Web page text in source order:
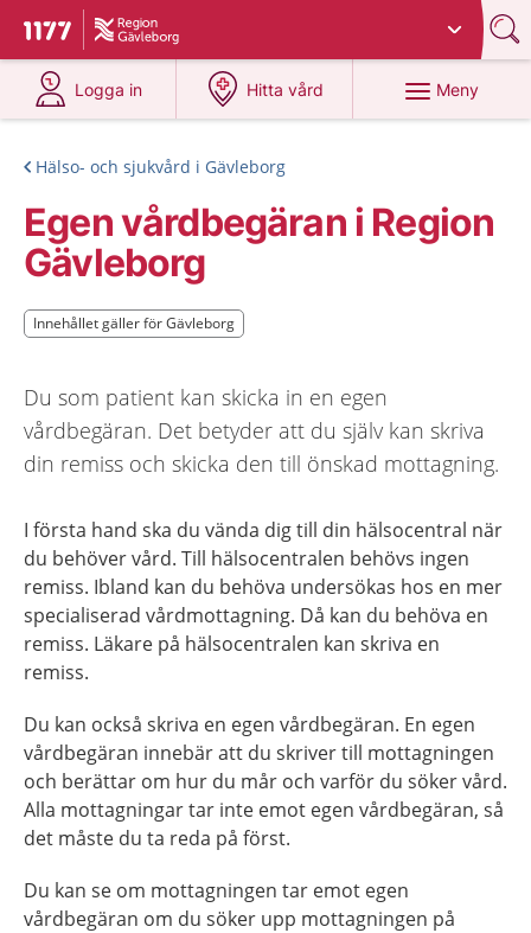
Till startsidan för 1177
Du har valt region
Logga in
på 1177.se
Hitta vård
på 1177.se
Meny
Hälso- och sjukvård i Gävleborg
Egen vårdbegäran i Region
Gävleborg
Innehållet gäller för Gävleborg
Innehållet gäller för Gävleborg
Du som patient kan skicka in en egen
vårdbegäran. Det betyder att du själv kan skriva
din remiss och skicka den till önskad mottagning.
I första hand ska du vända dig till din hälsocentral när
du behöver vård. Till hälsocentralen behövs ingen
remiss. Ibland kan du behöva undersökas hos en mer
specialiserad vårdmottagning. Då kan du behöva en
remiss. Läkare på hälsocentralen kan skriva en
remiss.
Du kan också skriva en egen vårdbegäran. En egen
vårdbegäran innebär att du skriver till mottagningen
och berättar om hur du mår och varför du söker vård.
Alla mottagningar tar inte emot egen vårdbegäran, så
det måste du ta reda på först.
Du kan se om mottagningen tar emot egen
vårdbegäran om du söker upp mottagningen på